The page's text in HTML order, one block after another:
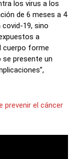
los virus a los
de 6 meses a 4
19, sino
a
cuerpo forme
se presente un
prevenir el cáncer